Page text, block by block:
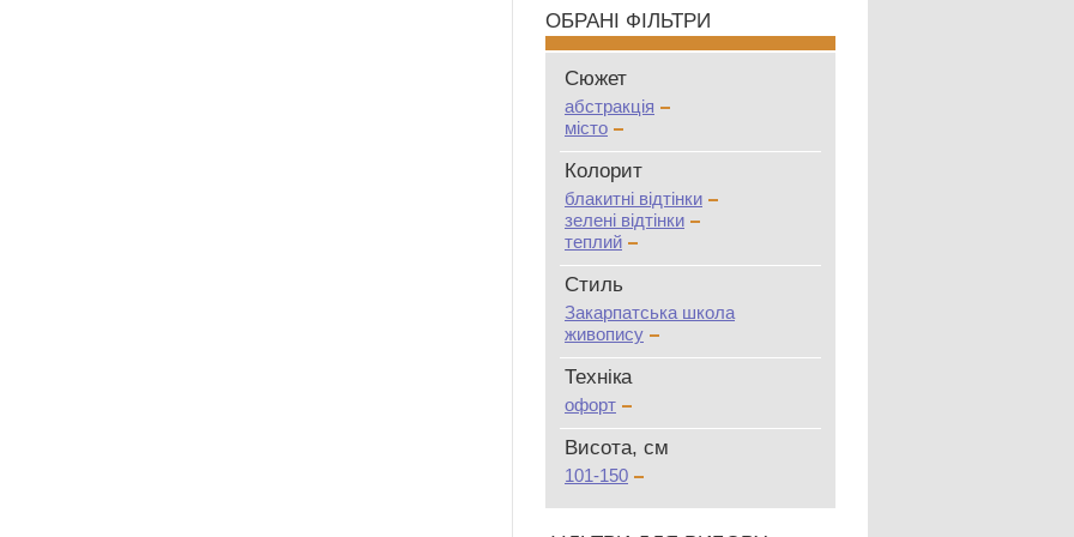
ОБРАНІ ФІЛЬТРИ
Сюжет
абстракція
місто
Колорит
блакитні відтінки
зелені відтінки
теплий
Стиль
Закарпатська школа
живопису
Техніка
офорт
Висота, см
101-150